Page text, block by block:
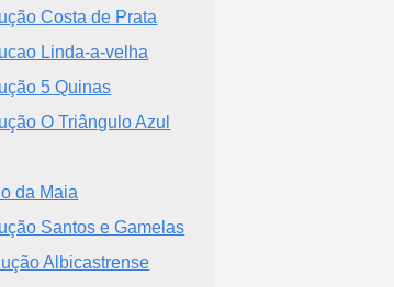
Costa de Prata
Linda-a-velha
5 Quinas
O Triângulo Azul
da Maia
Santos e Gamelas
Albicastrense